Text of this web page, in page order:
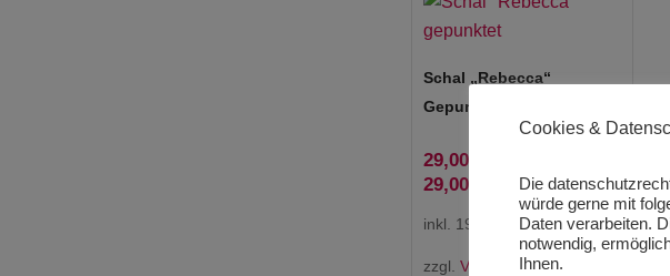
Schal „Rebecca“
Gepunktet
29,00
29,00
29 Stück
inkl. 19 % MwSt.
zzgl. Versandkosten
Cookies &
Die
würde gerne mit
Daten verarbeiten.
notwendig,
Ihnen.